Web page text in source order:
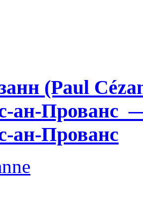
(Paul
ан-Прованс
ан-Прованс